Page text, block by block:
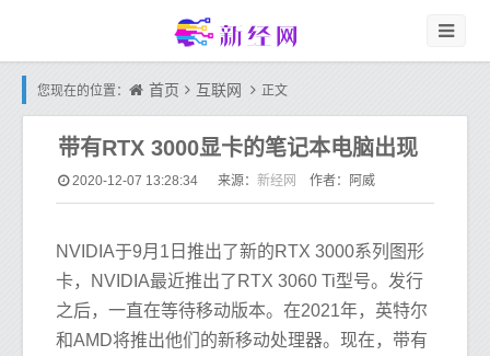
您现在的位置： 首页 互联网 正文
带有RTX 3000显卡的笔记本电脑出现
2020-12-07 13:28:34 来源： 新经网 作者：阿威
NVIDIA于9月1日推出了新的RTX 3000系列图形
卡，NVIDIA最近推出了RTX 3060 Ti型号。发行
之后，一直在等待移动版本。在2021年，英特尔
和AMD将推出他们的新移动处理器。现在，带有